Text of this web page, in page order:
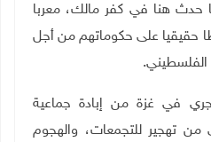
حدث هنا في كفر مالك، معربا
حقيقيا على حكوماتهم من أجل
الفلسطيني.
في غزة من إبادة جماعية
تهجير للتجمعات، والهجوم